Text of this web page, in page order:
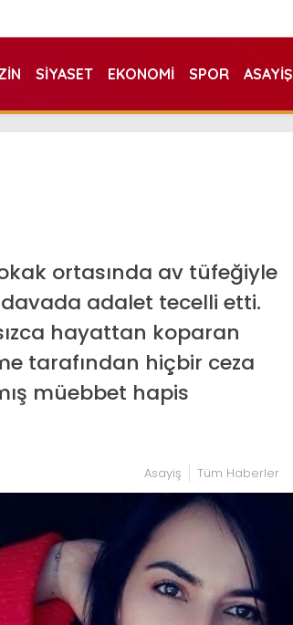
SIYASET EKONOMI SPOR ASAYIŞ
ortasında av tüfeğiyle
adalet tecelli etti.
hayattan koparan
tarafından hiçbir ceza
müebbet hapis
Asayiş Tüm Haberler